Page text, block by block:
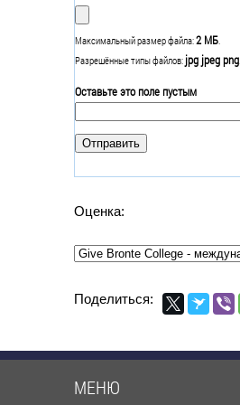
Максимальный размер файла:2 МБ
Разрешённые типы файлов: jpg jpeg png
Оставьте это поле пустым
Оценка:
Поделиться:
МЕНЮ